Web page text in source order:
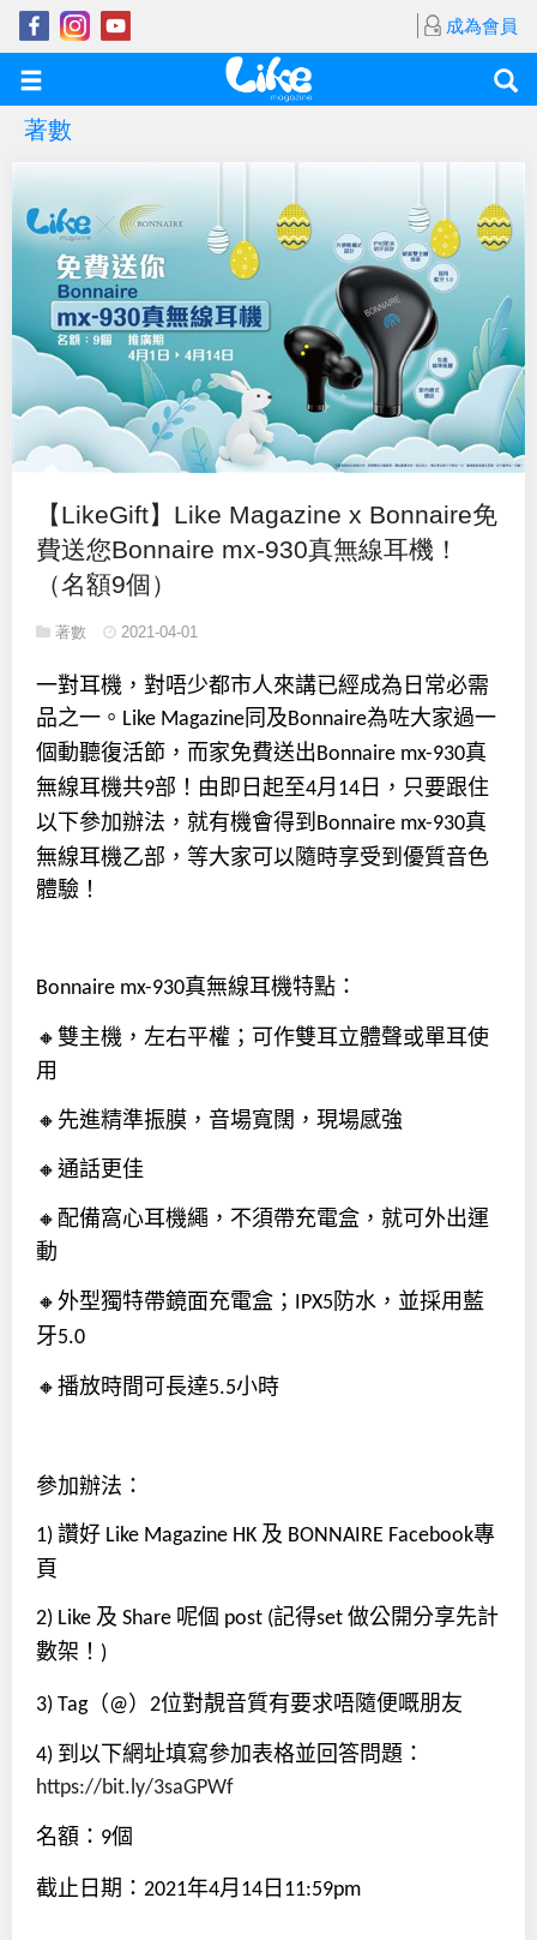
成為會員
著數
【LikeGift】Like Magazine x Bonnaire免
費送您Bonnaire mx-930真無線耳機！
（名額9個）
著數 2021-04-01
一對耳機，對唔少都市人來講已經成為日常必需
品之一。 Like Magazine同及Bonnaire為咗大家過一
個動聽復活節，而家免費送出Bonnaire mx-930真
無線耳機共9部！由即日起至4月 14日，只要跟住
以下參加辦法，就有機會得到Bonnaire mx-930真
無線耳機乙部，等大家可以隨時享受到優質音色
體驗！
Bonnaire mx-930真無線耳機特點：
🔸 雙主機，左右平權；可作雙耳立體聲或單耳使
用
🔸 先進精準振膜，音場寬闊，現場感強
🔸 通話更佳
🔸 配備窩心耳機繩，不須帶充電盒，就可外出運
動
🔸 外型獨特帶鏡面充電盒； IPX5防水，並採用藍
牙5.0
🔸 播放時間可長達5.5小時
參加辦法：
1) 讚好 Like Magazine HK 及 BONNAIRE Facebook專
頁
2) Like 及 Share 呢個 post (記得set 做公開分享先計
數架！ )
3) Tag（@） 2位對靚音質有要求唔隨便嘅朋友
4) 到以下網址填寫參加表格並回答問題：
https://bit.ly/3saGPWf
名額： 9個
截止日期： 2021年4月 14日 11:59pm